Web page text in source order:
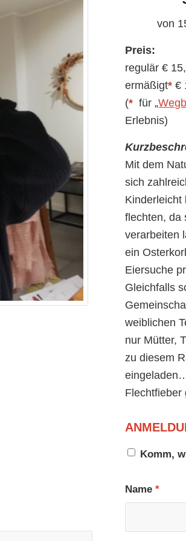
von
Preis:
regulär €
ermäßigt* €
(* für „
Erlebnis)
Mit dem
sich
Kinderleicht
flechten, da
verarbeiten
ein
Eiersuche
Gleichfalls
weiblichen
nur Mütter,
zu diesem
Flechtfieber
Komm,
Name*